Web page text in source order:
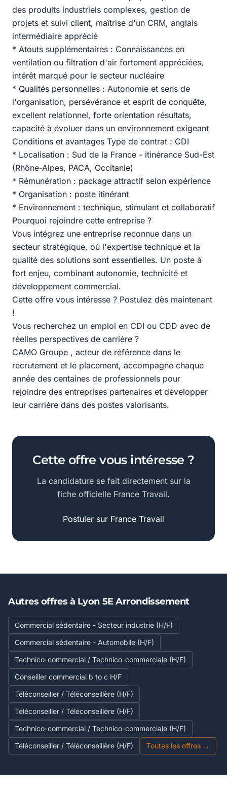
des produits industriels complexes, gestion de
projets et suivi client, maîtrise d'un CRM, anglais
intermédiaire apprécié
* Atouts supplémentaires : Connaissances en
ventilation ou filtration d'air fortement appréciées,
intérêt marqué pour le secteur nucléaire
* Qualités personnelles : Autonomie et sens de
l'organisation, persévérance et esprit de conquête,
excellent relationnel, forte orientation résultats,
capacité à évoluer dans un environnement exigeant
Conditions et avantages Type de contrat : CDI
* Localisation : Sud de la France - itinérance Sud-Est
(Rhône-Alpes, PACA, Occitanie)
* Rémunération : package attractif selon expérience
* Organisation : poste itinérant
* Environnement : technique, stimulant et collaboratif
Pourquoi rejoindre cette entreprise ?
Vous intégrez une entreprise reconnue dans un
secteur stratégique, où l'expertise technique et la
qualité des solutions sont essentielles. Un poste à
fort enjeu, combinant autonomie, technicité et
développement commercial.
Cette offre vous intéresse ? Postulez dès maintenant
!
Vous recherchez un emploi en CDI ou CDD avec de
réelles perspectives de carrière ?
CAMO Groupe , acteur de référence dans le
recrutement et le placement, accompagne chaque
année des centaines de professionnels pour
rejoindre des entreprises partenaires et développer
leur carrière dans des postes valorisants.
Cette offre vous intéresse ?
La candidature se fait directement sur la
fiche officielle France Travail.
Postuler sur France Travail
Autres offres à Lyon 5E Arrondissement
Commercial sédentaire - Secteur industrie (H/F)
Commercial sédentaire - Automobile (H/F)
Technico-commercial / Technico-commerciale (H/F)
Conseiller commercial b to c H/F
Téléconseiller / Téléconseillère (H/F)
Téléconseiller / Téléconseillère (H/F)
Technico-commercial / Technico-commerciale (H/F)
Téléconseiller / Téléconseillère (H/F)
Toutes les offres →